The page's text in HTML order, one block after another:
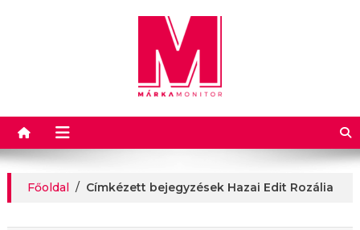
Márkamonitor
Főoldal / Címkézett bejegyzések Hazai Edit Rozália